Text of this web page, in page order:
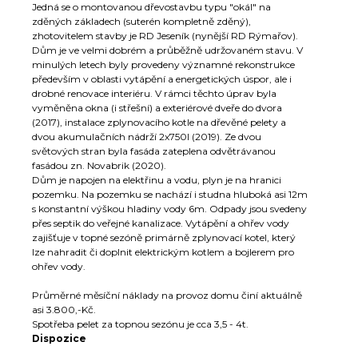
Jedná se o montovanou dřevostavbu typu "okál" na
zděných základech (suterén kompletně zděný),
zhotovitelem stavby je RD Jeseník (nynější RD Rýmařov).
Dům je ve velmi dobrém a průběžně udržovaném stavu. V
minulých letech byly provedeny významné rekonstrukce
především v oblasti vytápění a energetických úspor, ale i
drobné renovace interiéru. V rámci těchto úprav byla
vyměněna okna (i střešní) a exteriérové dveře do dvora
(2017), instalace zplynovacího kotle na dřevěné pelety a
dvou akumulačních nádrží 2x750l (2019). Ze dvou
světových stran byla fasáda zateplena odvětrávanou
fasádou zn. Novabrik (2020).
Dům je napojen na elektřinu a vodu, plyn je na hranici
pozemku. Na pozemku se nachází i studna hluboká asi 12m
s konstantní výškou hladiny vody 6m. Odpady jsou svedeny
přes septik do veřejné kanalizace. Vytápění a ohřev vody
zajišťuje v topné sezóně primárně zplynovací kotel, který
lze nahradit či doplnit elektrickým kotlem a bojlerem pro
ohřev vody.
Průměrné měsíční náklady na provoz domu činí aktuálně
asi 3.800,-Kč.
Spotřeba pelet za topnou sezónu je cca 3,5 - 4t.
Dispozice